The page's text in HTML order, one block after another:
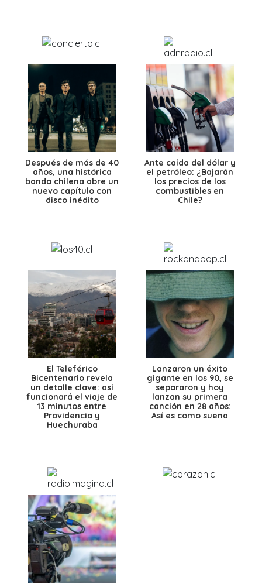
Después de más de 40
años, una histórica
banda chilena abre un
nuevo capítulo con
disco inédito
Ante caída del dólar y
el petróleo: ¿Bajarán
los precios de los
combustibles en
Chile?
El Teleférico
Bicentenario revela
un detalle clave: así
funcionará el viaje de
13 minutos entre
Providencia y
Huechuraba
Lanzaron un éxito
gigante en los 90, se
separaron y hoy
lanzan su primera
canción en 28 años:
Así es como suena